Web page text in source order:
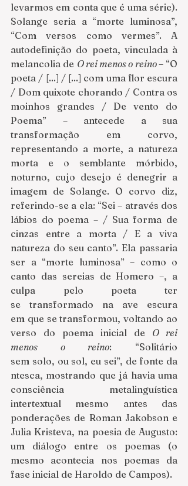
levarmos em conta que é uma série).
Solange seria a “morte luminosa”,
“Com versos como vermes”. A
autodefinição do poeta, vinculada à
melancolia de O rei menos o reino – “O
poeta / [...] / [...] com uma flor escura
/ Dom quixote chorando / Contra os
moinhos grandes / De vento do
Poema” – antecede a sua
transformação em corvo,
representando a morte, a natureza
morta e o semblante mórbido,
noturno, cujo desejo é denegrir a
imagem de Solange. O corvo diz,
referindo-se a ela: “Sei – através dos
lábios do poema – / Sua forma de
cinzas entre a morta / E a viva
natureza do seu canto”. Ela passaria
ser a “morte luminosa” – como o
canto das sereias de Homero –, a
culpa pelo poeta ter
se transformado na ave escura
em que se transformou, voltando ao
verso do poema inicial de O rei
menos o reino: “Solitário
sem solo, ou sol, eu sei”, de fonte da
ntesca, mostrando que já havia uma
consciência metalinguística
intertextual mesmo antes das
ponderações de Roman Jakobson e
Julia Kristeva, na poesia de Augusto:
um diálogo entre os poemas (o
mesmo acontecia nos poemas da
fase inicial de Haroldo de Campos).